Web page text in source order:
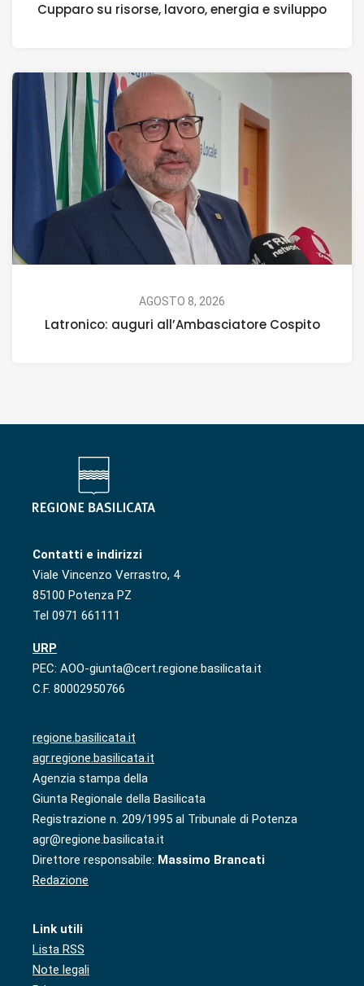
Cupparo su risorse, lavoro, energia e sviluppo
AGOSTO 8, 2026
Latronico: auguri all’Ambasciatore Cospito
Contatti e indirizzi
Viale Vincenzo Verrastro, 4
85100 Potenza PZ
Tel 0971 661111
URP
PEC: AOO-giunta@cert.regione.basilicata.it
C.F. 80002950766
regione.basilicata.it
agr.regione.basilicata.it
Agenzia stampa della
Giunta Regionale della Basilicata
Registrazione n. 209/1995 al Tribunale di Potenza
agr@regione.basilicata.it
Direttore responsabile: Massimo Brancati
Redazione
Link utili
Lista RSS
Note legali